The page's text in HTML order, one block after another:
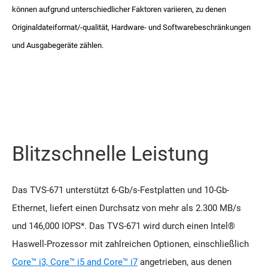
können aufgrund unterschiedlicher Faktoren variieren, zu denen
Originaldateiformat/-qualität, Hardware- und Softwarebeschränkungen
und Ausgabegeräte zählen.
Blitzschnelle Leistung
Das TVS-671 unterstützt 6-Gb/s-Festplatten und 10-Gb-
Ethernet, liefert einen Durchsatz von mehr als 2.300 MB/s
und 146,000 IOPS*. Das TVS-671 wird durch einen Intel®
Haswell-Prozessor mit zahlreichen Optionen, einschließlich
Core™ i3, Core™ i5 and Core™ i7 angetrieben, aus denen